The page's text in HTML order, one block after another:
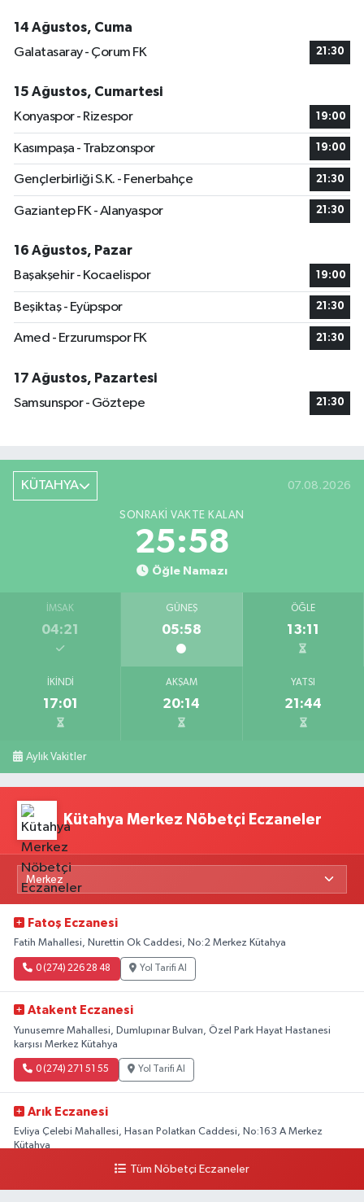
14 Ağustos, Cuma
Galatasaray - Çorum FK
21:30
15 Ağustos, Cumartesi
Konyaspor - Rizespor
19:00
Kasımpaşa - Trabzonspor 19:00
Gençlerbirliği S.K. - Fenerbahçe 21:30
Gaziantep FK - Alanyaspor 21:30
16 Ağustos, Pazar
Başakşehir - Kocaelispor
19:00
Beşiktaş - Eyüpspor 21:30
Amed - Erzurumspor FK 21:30
17 Ağustos, Pazartesi
Samsunspor - Göztepe
21:30
KÜTAHYA 07.08.2026
SONRAKI VAKTE KALAN
25:57
Öğle Namazı
İMSAK
04:21
GÜNEŞ
05:58
ÖĞLE
13:11
İKINDI
17:01
AKŞAM
20:14
YATSI
21:44
Aylık Vakitler
Kütahya Merkez Nöbetçi Eczaneler
Fatoş Eczanesi
Fatih Mahallesi, Nurettin Ok Caddesi, No:2 Merkez Kütahya
0 (274) 226 28 48 Yol Tarifi Al
Atakent Eczanesi
Yunusemre Mahallesi, Dumlupınar Bulvarı, Özel Park Hayat Hastanesi
karşısı Merkez Kütahya
0 (274) 271 51 55 Yol Tarifi Al
Arık Eczanesi
Evliya Çelebi Mahallesi, Hasan Polatkan Caddesi, No:163 A Merkez
Kütahya
Yol Tarifi Al
Tüm Nöbetçi Eczaneler